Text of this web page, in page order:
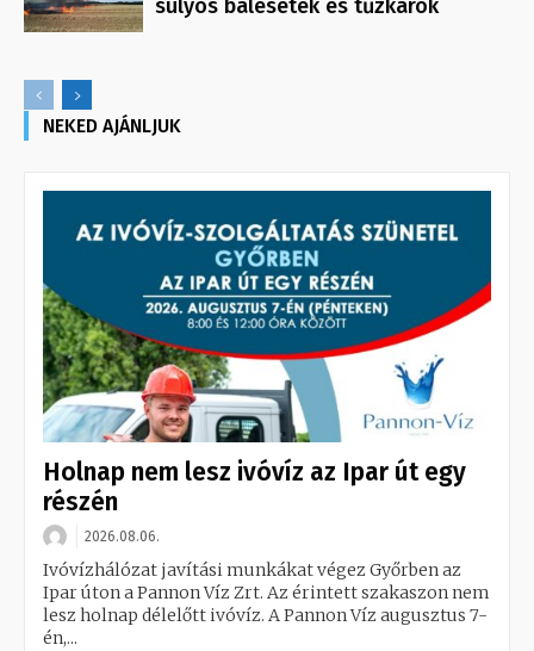
súlyos balesetek és tűzkárok
NEKED AJÁNLJUK
Holnap nem lesz ivóvíz az Ipar út egy
részén
2026.08.06.
Ivóvízhálózat javítási munkákat végez Győrben az
Ipar úton a Pannon Víz Zrt. Az érintett szakaszon nem
lesz holnap délelőtt ivóvíz. A Pannon Víz augusztus 7-
én,...